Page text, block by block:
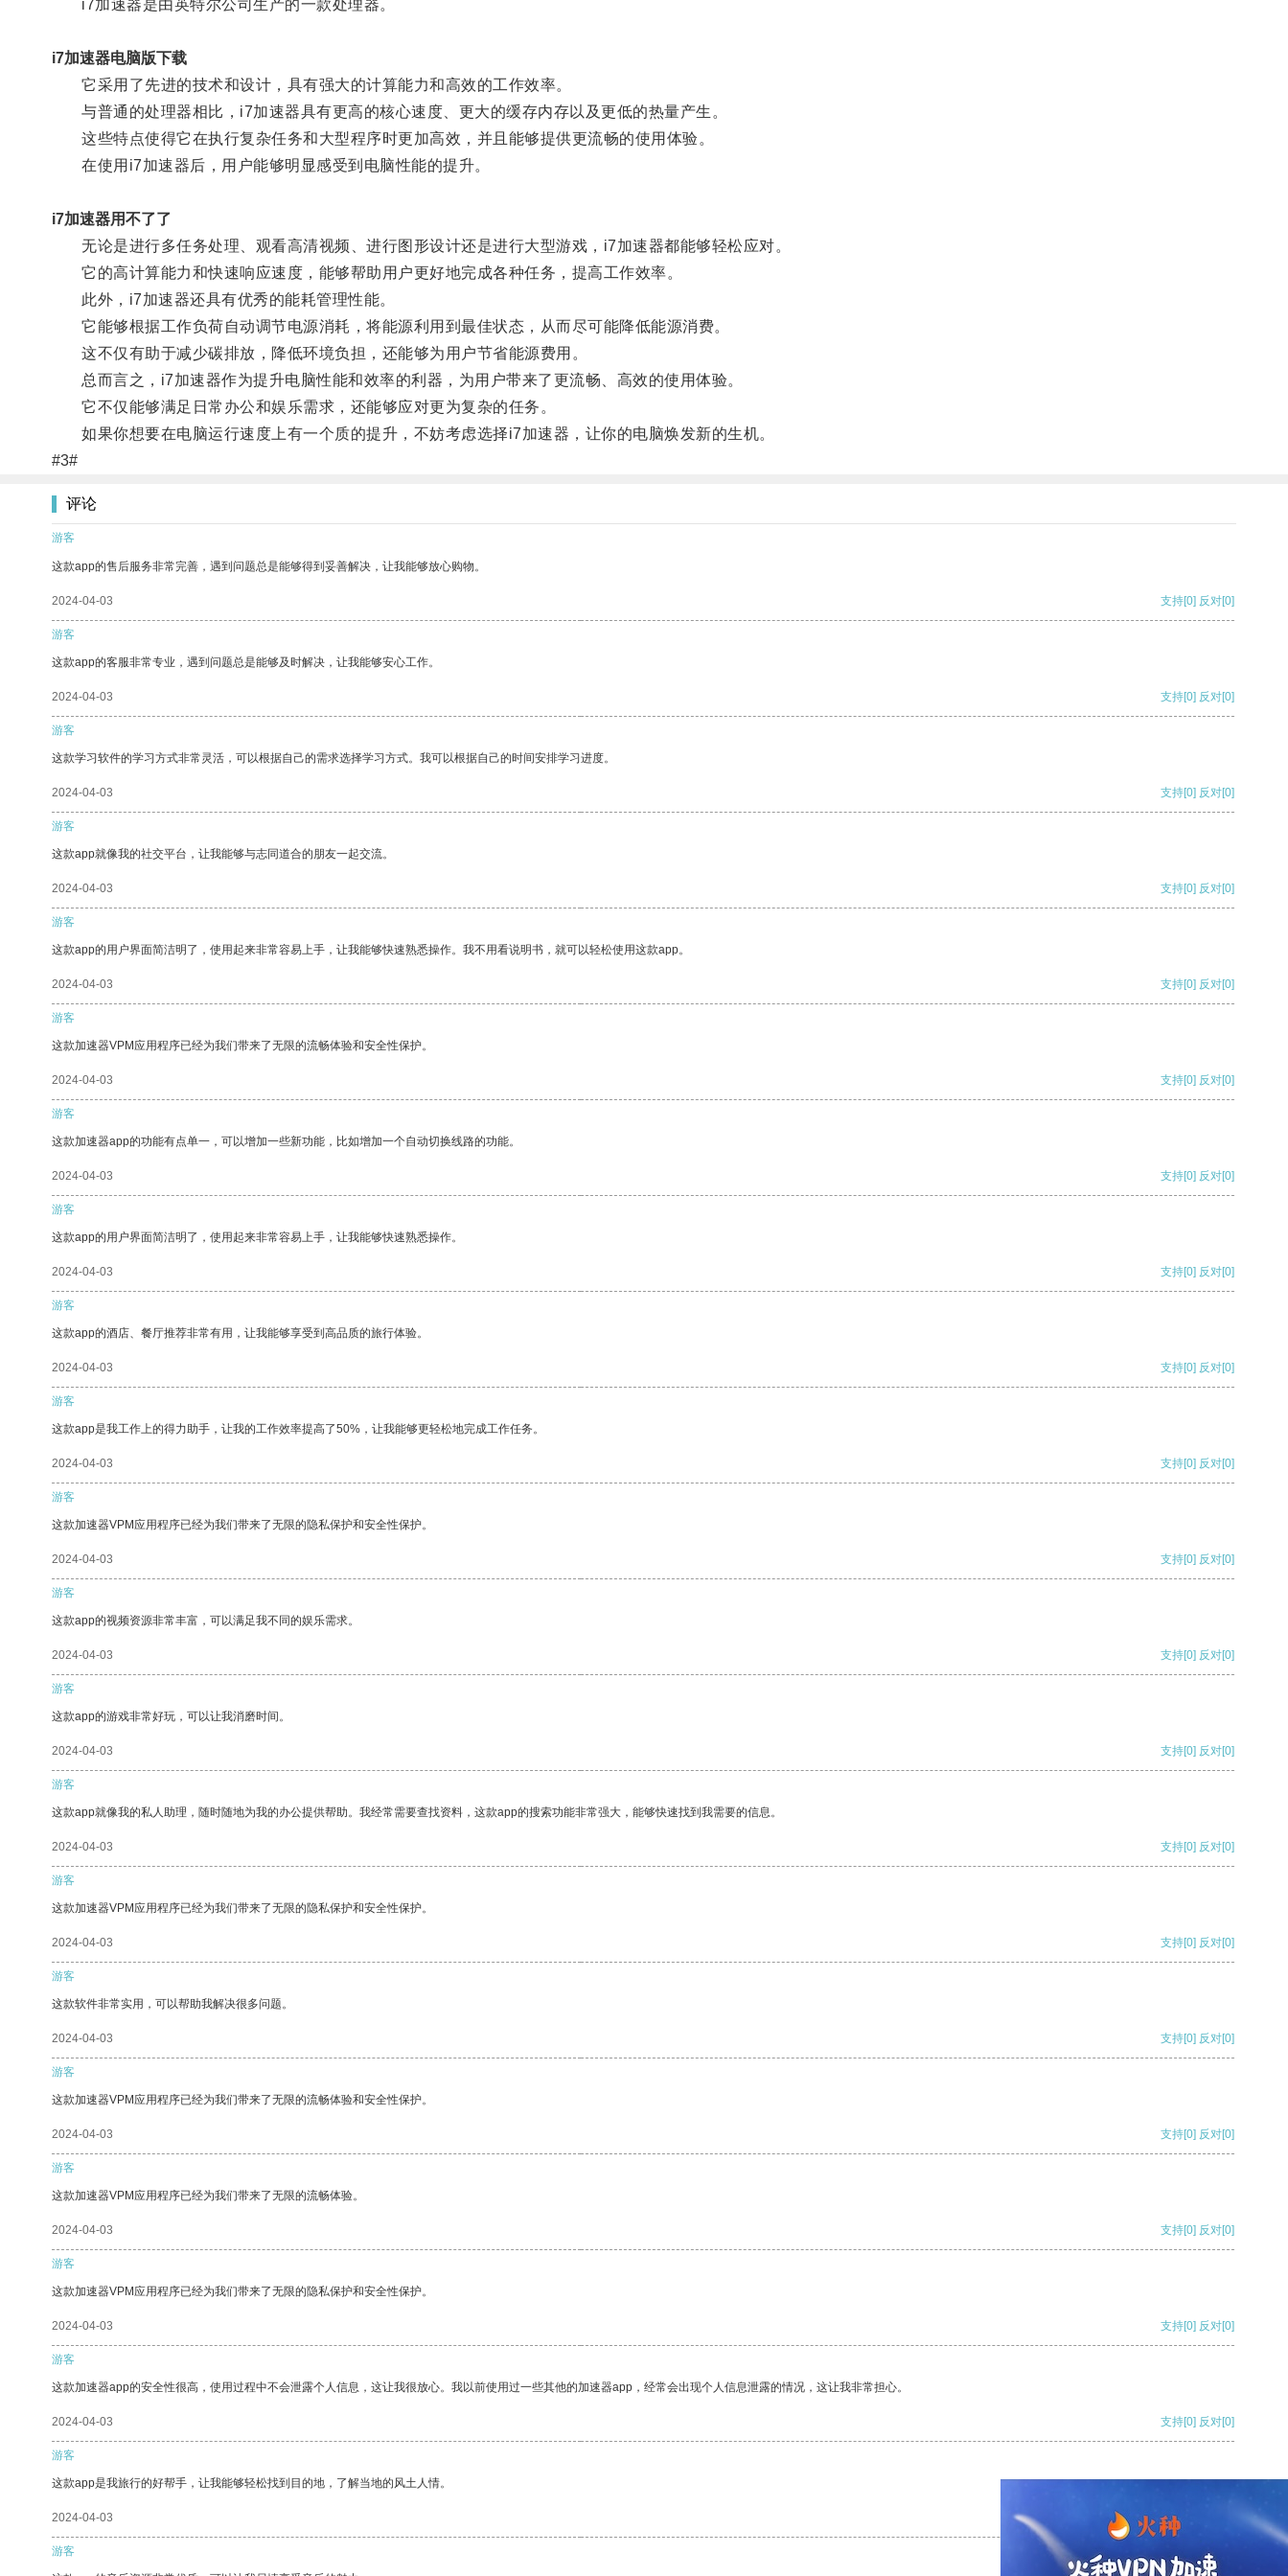
i7加速器是由英特尔公司生产的一款处理器。
i7加速器电脑版下载
它采用了先进的技术和设计，具有强大的计算能力和高效的工作效率。
与普通的处理器相比，i7加速器具有更高的核心速度、更大的缓存内存以及更低的热量产生。
这些特点使得它在执行复杂任务和大型程序时更加高效，并且能够提供更流畅的使用体验。
在使用i7加速器后，用户能够明显感受到电脑性能的提升。
i7加速器用不了了
无论是进行多任务处理、观看高清视频、进行图形设计还是进行大型游戏，i7加速器都能够轻松应对。
它的高计算能力和快速响应速度，能够帮助用户更好地完成各种任务，提高工作效率。
此外，i7加速器还具有优秀的能耗管理性能。
它能够根据工作负荷自动调节电源消耗，将能源利用到最佳状态，从而尽可能降低能源消费。
这不仅有助于减少碳排放，降低环境负担，还能够为用户节省能源费用。
总而言之，i7加速器作为提升电脑性能和效率的利器，为用户带来了更流畅、高效的使用体验。
它不仅能够满足日常办公和娱乐需求，还能够应对更为复杂的任务。
如果你想要在电脑运行速度上有一个质的提升，不妨考虑选择i7加速器，让你的电脑焕发新的生机。
#3#
评论
游客
这款app的售后服务非常完善，遇到问题总是能够得到妥善解决，让我能够放心购物。
2024-04-03 支持[0] 反对[0]
游客
这款app的客服非常专业，遇到问题总是能够及时解决，让我能够安心工作。
2024-04-03 支持[0] 反对[0]
游客
这款学习软件的学习方式非常灵活，可以根据自己的需求选择学习方式。我可以根据自己的时间安排学习进度。
2024-04-03 支持[0] 反对[0]
游客
这款app就像我的社交平台，让我能够与志同道合的朋友一起交流。
2024-04-03 支持[0] 反对[0]
游客
这款app的用户界面简洁明了，使用起来非常容易上手，让我能够快速熟悉操作。我不用看说明书，就可以轻松使用这款app。
2024-04-03 支持[0] 反对[0]
游客
这款加速器VPM应用程序已经为我们带来了无限的流畅体验和安全性保护。
2024-04-03 支持[0] 反对[0]
游客
这款加速器app的功能有点单一，可以增加一些新功能，比如增加一个自动切换线路的功能。
2024-04-03 支持[0] 反对[0]
游客
这款app的用户界面简洁明了，使用起来非常容易上手，让我能够快速熟悉操作。
2024-04-03 支持[0] 反对[0]
游客
这款app的酒店、餐厅推荐非常有用，让我能够享受到高品质的旅行体验。
2024-04-03 支持[0] 反对[0]
游客
这款app是我工作上的得力助手，让我的工作效率提高了50%，让我能够更轻松地完成工作任务。
2024-04-03 支持[0] 反对[0]
游客
这款加速器VPM应用程序已经为我们带来了无限的隐私保护和安全性保护。
2024-04-03 支持[0] 反对[0]
游客
这款app的视频资源非常丰富，可以满足我不同的娱乐需求。
2024-04-03 支持[0] 反对[0]
游客
这款app的游戏非常好玩，可以让我消磨时间。
2024-04-03 支持[0] 反对[0]
游客
这款app就像我的私人助理，随时随地为我的办公提供帮助。我经常需要查找资料，这款app的搜索功能非常强大，能够快速找到我需要的信息。
2024-04-03 支持[0] 反对[0]
游客
这款加速器VPM应用程序已经为我们带来了无限的隐私保护和安全性保护。
2024-04-03 支持[0] 反对[0]
游客
这款软件非常实用，可以帮助我解决很多问题。
2024-04-03 支持[0] 反对[0]
游客
这款加速器VPM应用程序已经为我们带来了无限的流畅体验和安全性保护。
2024-04-03 支持[0] 反对[0]
游客
这款加速器VPM应用程序已经为我们带来了无限的流畅体验。
2024-04-03 支持[0] 反对[0]
游客
这款加速器VPM应用程序已经为我们带来了无限的隐私保护和安全性保护。
2024-04-03 支持[0] 反对[0]
游客
这款加速器app的安全性很高，使用过程中不会泄露个人信息，这让我很放心。我以前使用过一些其他的加速器app，经常会出现个人信息泄露的情况，这让我非常担心。
2024-04-03 支持[0] 反对[0]
游客
这款app是我旅行的好帮手，让我能够轻松找到目的地，了解当地的风土人情。
2024-04-03 支持
游客